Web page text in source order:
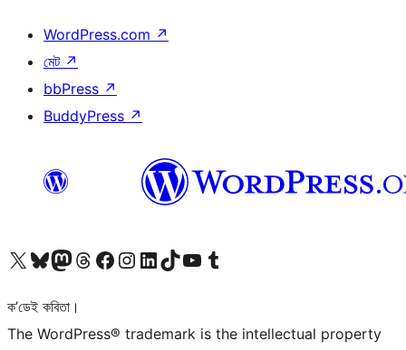
WordPress.com ↗
মেট ↗
bbPress ↗
BuddyPress ↗
আমাৰ X (আগৰ Twitter) একাউণ্টলৈ যাওকআমাৰ Bluesky একাউণ্টলৈ যাওকআমাৰ Mastodon একাউণ্টলৈ যাওকআমাৰ Threads একাউণ্টলৈ যাওকআমাৰ Facebook পৃষ্ঠালৈ যাওকআমাৰ Instagram একাউণ্টলৈ যাওকআমাৰ LinkedIn একাউণ্টলৈ যাওকআমাৰ TikTok একাউণ্টলৈ যাওকআমাৰ YouTube চেনেললৈ যাওকআমাৰ Tumblr একাউণ্টলৈ যাওক
ক’ডেই কবিতা।
The WordPress® trademark is the intellectual property